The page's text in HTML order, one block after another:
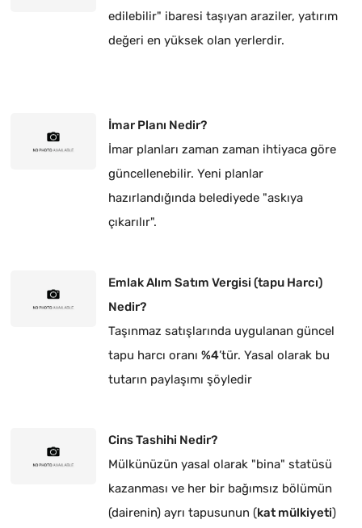
edilebilir" ibaresi taşıyan araziler, yatırım
değeri en yüksek olan yerlerdir.
İmar Planı Nedir?
İmar planları zaman zaman ihtiyaca göre
güncellenebilir. Yeni planlar
hazırlandığında belediyede "askıya
çıkarılır".
Emlak Alım Satım Vergisi (tapu Harcı)
Nedir?
Taşınmaz satışlarında uygulanan güncel
tapu harcı oranı %4’tür. Yasal olarak bu
tutarın paylaşımı şöyledir
Cins Tashihi Nedir?
Mülkünüzün yasal olarak "bina" statüsü
kazanması ve her bir bağımsız bölümün
(dairenin) ayrı tapusunun (kat mülkiyeti)